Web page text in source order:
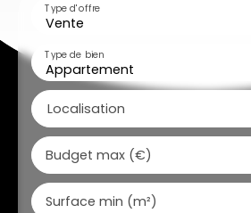
Vente
Type d'offre
Appartement
Type de bien
Localisation
Budget max (€)
Surface min (m²)